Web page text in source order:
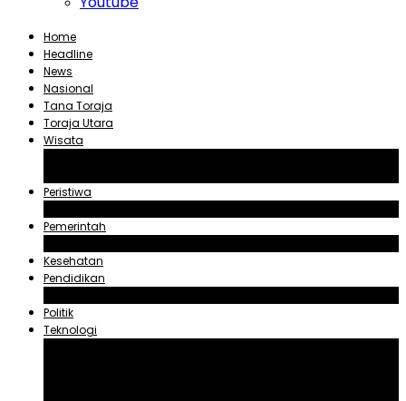
Home
Headline
News
Nasional
Tana Toraja
Toraja Utara
Wisata
Peristiwa
Pemerintah
Kesehatan
Pendidikan
Politik
Teknologi